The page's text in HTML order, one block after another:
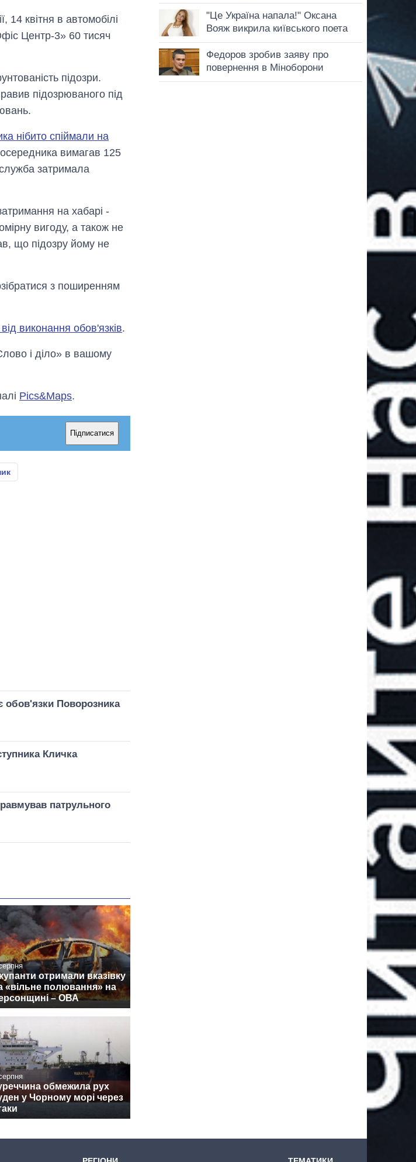
14 квітня в автомобілі
Центр-3» 60 тисяч
підозри.
підозрюваного під
нібито спіймали на
вимагав 125
затримала
на хабарі -
вигоду, а також не
що підозру йому не
з поширенням
виконання обов'язків.
і діло» в вашому
Pics&Maps.
Підписатися
Поворозника
Кличка
патрульного
отримали вказівку
«вільне полювання» на
– ОВА
обмежила рух
у Чорному морі через